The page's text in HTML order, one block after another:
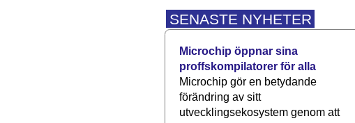
SENASTE NYHETER
Microchip öppnar sina
proffskompilatorer för alla
Microchip gör en betydande
förändring av sitt
utvecklingsekosystem genom att